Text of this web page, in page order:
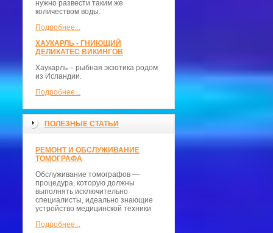
нужно развести таким же
количеством воды.
Подробнее...
ХАУКАРЛЬ - ГНИЮЩИЙ
ДЕЛИКАТЕС ВИКИНГОВ
Хаукарль – рыбная экзотика родом
из Исландии.
Подробнее...
ПОЛЕЗНЫЕ СТАТЬИ
РЕМОНТ И ОБСЛУЖИВАНИЕ
ТОМОГРАФА
Обслуживание томографов —
процедура, которую должны
выполнять исключительно
специалисты, идеально знающие
устройство медицинской техники
Подробнее...